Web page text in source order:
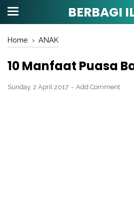
BERBAGI
Home › ANAK
10 Manfaat Puasa
Sunday, 2 April 2017 Add Comment